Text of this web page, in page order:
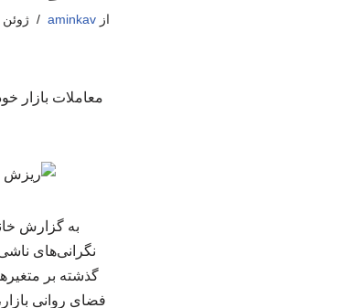
ازaminkav ژوئن 11, 2026
به گزارش
نگرانی‌های
گذشته بر
فضای روانی